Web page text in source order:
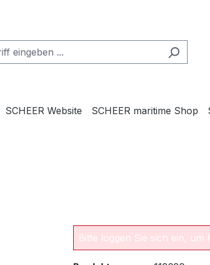
SCHEER Website SCHEER maritime Shop
Bitte loggen Sie sich ein,